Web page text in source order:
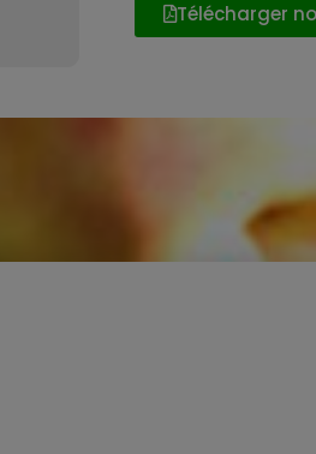
Télécharger